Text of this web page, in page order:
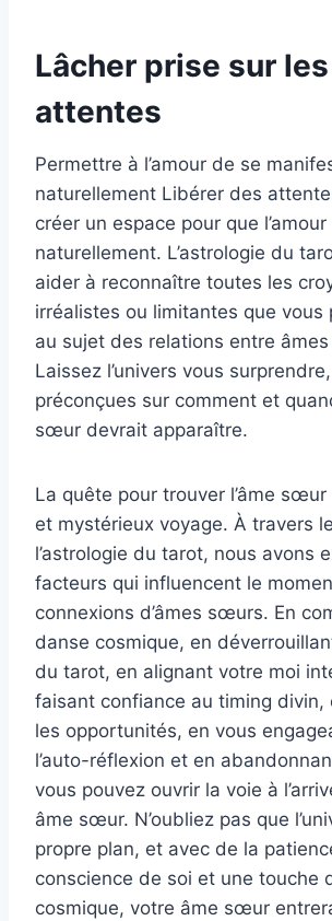
Lâcher prise sur les
attentes
Permettre à l’amour de se
naturellement Libérer des
créer un espace pour que
naturellement. L’astrologie du
aider à reconnaître toutes les
irréalistes ou limitantes que vous
au sujet des relations entre
Laissez l’univers vous
préconçues sur comment et
sœur devrait apparaître.
La quête pour trouver l’âme
et mystérieux voyage. À travers
l’astrologie du tarot, nous avons
facteurs qui influencent le
connexions d’âmes sœurs. En
danse cosmique, en
du tarot, en alignant votre moi
faisant confiance au timing divin,
les opportunités, en vous
l’auto-réflexion et en
vous pouvez ouvrir la voie à
âme sœur. N’oubliez pas que
propre plan, et avec de la
conscience de soi et une touche
cosmique, votre âme sœur